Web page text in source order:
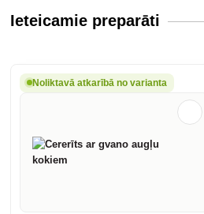
Ieteicamie preparāti
Noliktavā atkarībā no varianta